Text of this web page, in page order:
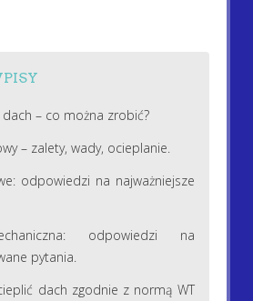
dach – co można zrobić?
– zalety, wady, ocieplanie.
odpowiedzi na najważniejsze
odpowiedzi na
pytania.
dach zgodnie z normą WT